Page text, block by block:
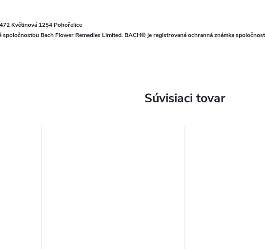
Květinová 1254 Pohořelice
spoločnosťou Bach Flower Remedies Limited. BACH® je registrovaná ochranná známka
Súvisiaci tovar